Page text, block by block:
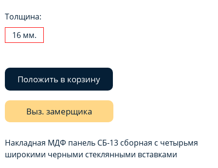
Толщина:
16 мм.
Положить в корзину
Выз. замерщика
Накладная МДФ панель СБ-13 сборная с четырьмя
широкими черными стеклянными вставками